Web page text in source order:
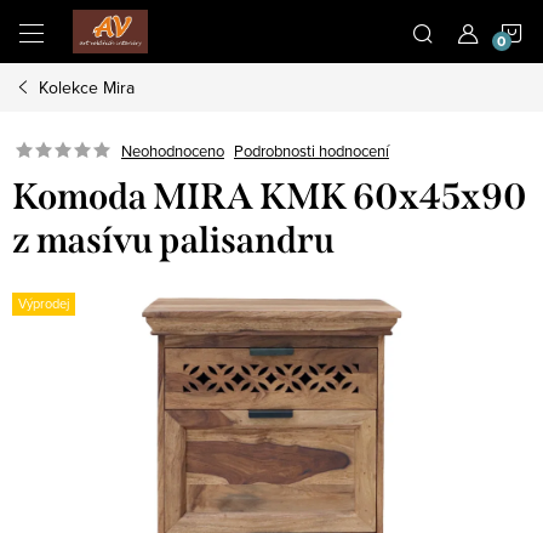
obsah
Kolekce Mira
Neohodnoceno Podrobnosti hodnocení
Komoda MIRA KMK 60x45x90
z masívu palisandru
Výprodej